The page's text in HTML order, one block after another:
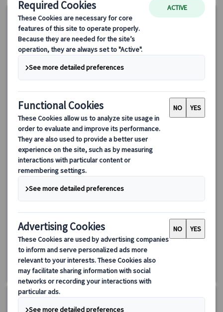
ランドクルーズ｜イギリス周遊8日間（ロンドン発着）～スト
ーンヘンジ・コッツウォルズ・湖水地方・北イングランド観光
～
ロンドン発着でイギリスの名所を巡る8日間ランドクルーズ周遊ツ
ラットフォード、湖水地方、ヨーク、ノッティンガム、オックス
フォード、ウィンザー城を効率よく観光。安心の日本語ガイド同
4.0 (1件)
詳細を見る
🔶日曜日出発プラン:5/3、5/17、5/31、6/14、6/28、7/12、
7/26、8/9、8/23、9/6、9/20、10/4、10/18
🔷月曜日出発プラン:5/4、5/18、6/1、6/15、6/29、7/13、7/27、
8/10、8/24、9/7、9/21、10/5、10/19
8日間